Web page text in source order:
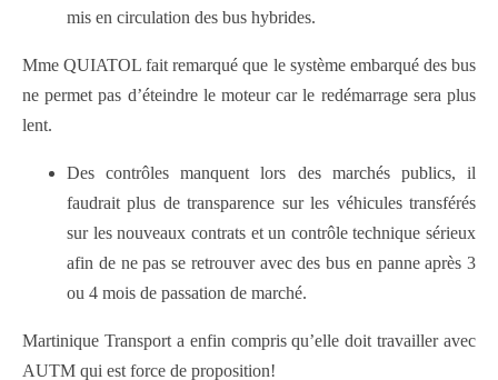
mis en circulation des bus hybrides.
Mme QUIATOL fait remarqué que le système embarqué des bus
ne permet pas d’éteindre le moteur car le redémarrage sera plus
lent.
Des contrôles manquent lors des marchés publics, il
faudrait plus de transparence sur les véhicules transférés
sur les nouveaux contrats et un contrôle technique sérieux
afin de ne pas se retrouver avec des bus en panne après 3
ou 4 mois de passation de marché.
Martinique Transport a enfin compris qu’elle doit travailler avec
AUTM qui est force de proposition!